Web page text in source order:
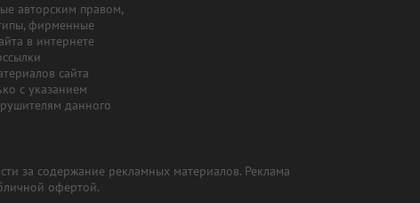
авторским правом,
фирменные
в интернете
сайта
с указанием
данного
за содержание рекламных материалов. Реклама
офертой.